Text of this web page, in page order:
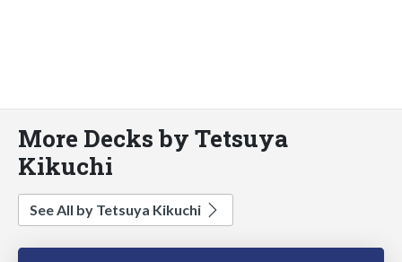
More Decks by Tetsuya
Kikuchi
See All by Tetsuya Kikuchi